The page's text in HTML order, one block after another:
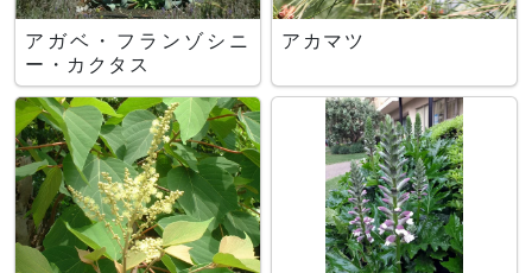
アガベ・フランゾシニ
ー・カクタス
アカマツ